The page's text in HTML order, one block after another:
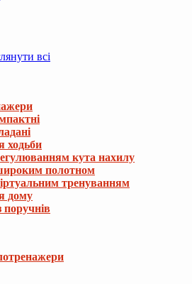
всі
ходьби
кута нахилу
полотном
тренуванням
дому
поручнів